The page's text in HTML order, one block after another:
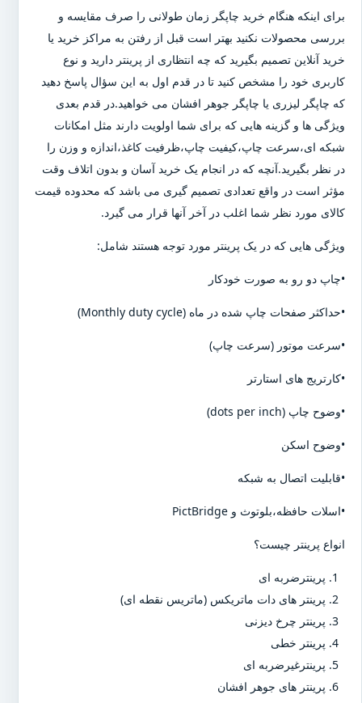
برای اینکه هنگام خرید چاپگر زمان طولانی را صرف مقایسه و
بررسی محصولات نکنید بهتر است قبل از رفتن به مراکز خرید یا
خرید آنلاین تصمیم بگیرید که چه انتظاری از پرینتر دارید و نوع
کاربری خود را مشخص کنید تا در قدم اول به این سؤال پاسخ دهید
که چاپگر لیزری یا چاپگر جوهر افشان می خواهید.در قدم بعدی
ویژگی ها و گزینه هایی که برای شما اولویت دارند مثل امکانات
شبکه ای،سرعت چاپ،کیفیت چاپ،ظرفیت کاغذ،اندازه و وزن را
در نظر بگیرید.آنچه که در انجام یک خرید آسان و بدون اتلاف وقت
مؤثر است در واقع تعدادی تصمیم گیری می باشد که محدوده قیمت
کالای مورد نظر شما اغلب در آخر آنها قرار می گیرد.
ویژگی هایی که در یک پرینتر مورد توجه هستند شامل:
•چاپ دو رو به صورت خودکار
•حداکثر صفحات چاپ شده در ماه (Monthly duty cycle)
•سرعت موتور (سرعت چاپ)
•کارتریج های استارتر
•وضوح چاپ (dots per inch)
•وضوح اسکن
•قابلیت اتصال به شبکه
•اسلات حافظه،بلوتوث و PictBridge
انواع پرینتر چیست؟
پرینترضربه ای
پرینتر های دات ماتریکس (ماتریس نقطه ای)
پرینتر چرخ دیزنی
پرینتر خطی
پرینترغیرضربه ای
پرینتر های جوهر افشان